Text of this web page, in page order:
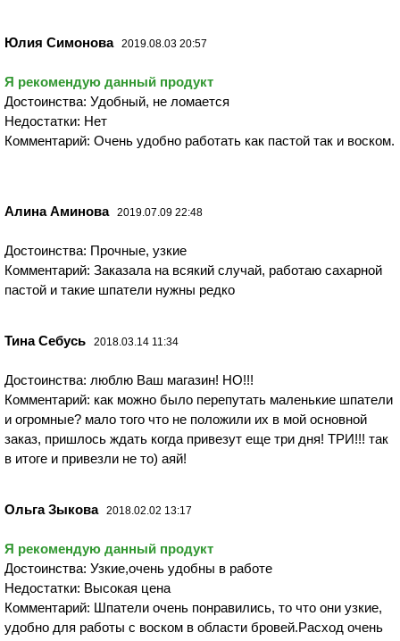
Юлия Симонова 2019.08.03 20:57
Я рекомендую данный продукт
Достоинства: Удобный, не ломается
Недостатки: Нет
Комментарий: Очень удобно работать как пастой так и воском.
Алина Аминова 2019.07.09 22:48
Достоинства: Прочные, узкие
Комментарий: Заказала на всякий случай, работаю сахарной
пастой и такие шпатели нужны редко
Тина Себусь 2018.03.14 11:34
Достоинства: люблю Ваш магазин! НО!!!
Комментарий: как можно было перепутать маленькие шпатели
и огромные? мало того что не положили их в мой основной
заказ, пришлось ждать когда привезут еще три дня! ТРИ!!! так
в итоге и привезли не то) аяй!
Ольга Зыкова 2018.02.02 13:17
Я рекомендую данный продукт
Достоинства: Узкие,очень удобны в работе
Недостатки: Высокая цена
Комментарий: Шпатели очень понравились, то что они узкие,
удобно для работы с воском в области бровей.Расход очень